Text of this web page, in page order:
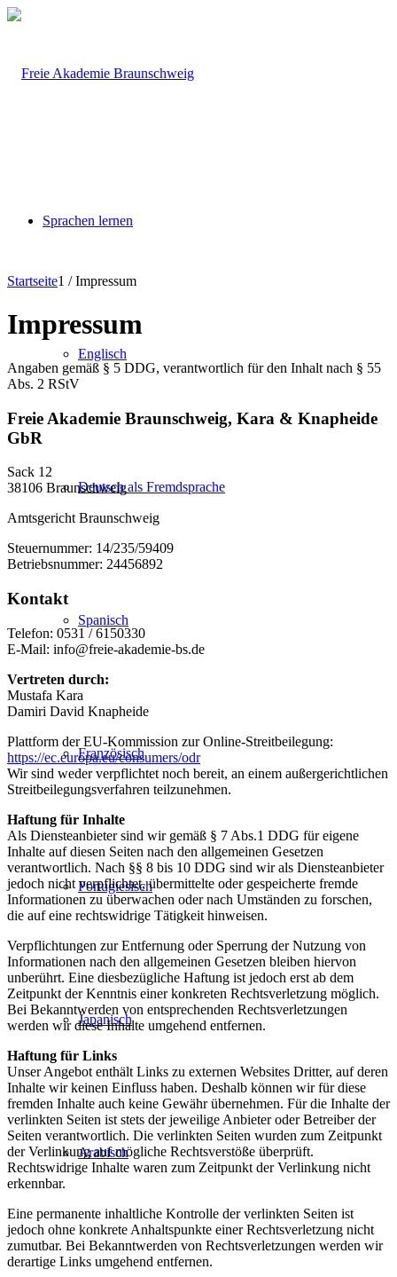
Sprachen lernen
Englisch
Deutsch als Fremdsprache
Spanisch
Französisch
Portugiesisch
Japanisch
Arabisch
Startseite1 / Impressum
Impressum
Angaben gemäß § 5 DDG, verantwortlich für den Inhalt nach § 55
Abs. 2 RStV
Freie Akademie Braunschweig, Kara & Knapheide
GbR
Sack 12
38106 Braunschweig
Amtsgericht Braunschweig
Steuernummer: 14/235/59409
Betriebsnummer: 24456892
Kontakt
Telefon: 0531 / 6150330
E-Mail: info@freie-akademie-bs.de
Vertreten durch:
Mustafa Kara
Damiri David Knapheide
Plattform der EU-Kommission zur Online-Streitbeilegung:
https://ec.europa.eu/consumers/odr
Wir sind weder verpflichtet noch bereit, an einem außergerichtlichen
Streitbeilegungsverfahren teilzunehmen.
Haftung für Inhalte
Als Diensteanbieter sind wir gemäß § 7 Abs.1 DDG für eigene
Inhalte auf diesen Seiten nach den allgemeinen Gesetzen
verantwortlich. Nach §§ 8 bis 10 DDG sind wir als Diensteanbieter
jedoch nicht verpflichtet, übermittelte oder gespeicherte fremde
Informationen zu überwachen oder nach Umständen zu forschen,
die auf eine rechtswidrige Tätigkeit hinweisen.
Verpflichtungen zur Entfernung oder Sperrung der Nutzung von
Informationen nach den allgemeinen Gesetzen bleiben hiervon
unberührt. Eine diesbezügliche Haftung ist jedoch erst ab dem
Zeitpunkt der Kenntnis einer konkreten Rechtsverletzung möglich.
Bei Bekanntwerden von entsprechenden Rechtsverletzungen
werden wir diese Inhalte umgehend entfernen.
Haftung für Links
Unser Angebot enthält Links zu externen Websites Dritter, auf deren
Inhalte wir keinen Einfluss haben. Deshalb können wir für diese
fremden Inhalte auch keine Gewähr übernehmen. Für die Inhalte der
verlinkten Seiten ist stets der jeweilige Anbieter oder Betreiber der
Seiten verantwortlich. Die verlinkten Seiten wurden zum Zeitpunkt
der Verlinkung auf mögliche Rechtsverstöße überprüft.
Rechtswidrige Inhalte waren zum Zeitpunkt der Verlinkung nicht
erkennbar.
Eine permanente inhaltliche Kontrolle der verlinkten Seiten ist
jedoch ohne konkrete Anhaltspunkte einer Rechtsverletzung nicht
zumutbar. Bei Bekanntwerden von Rechtsverletzungen werden wir
derartige Links umgehend entfernen.